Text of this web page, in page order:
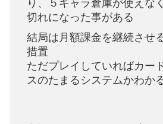
り、５キャラ倉庫が使えな
切れになった事がある
結局は月額課金を継続させ
措置
ただプレイしていればカー
スのたまるシステムかわか